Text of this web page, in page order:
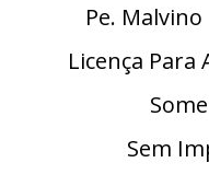
Pe.
Licença
Sem